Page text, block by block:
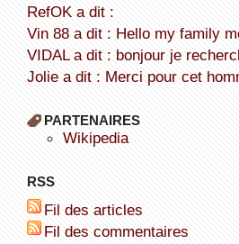
refOK a dit :
Vin 88 a dit : Hello my family
VIDAL a dit : bonjour je
Jolie a dit : Merci pour cet
PARTENAIRES
wikipedia
RSS
Fil des articles
Fil des commentaires